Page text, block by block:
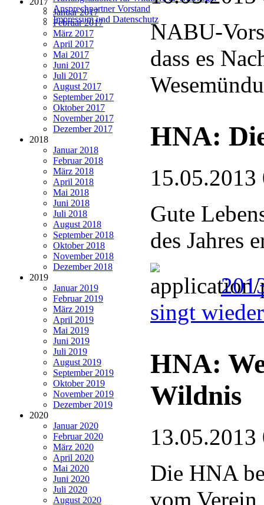
Ansprechpartner Vorstand
Impressum und Datenschutz
Januar 2017
Februar 2017
März 2017
April 2017
Mai 2017
Juni 2017
Juli 2017
August 2017
September 2017
Oktober 2017
November 2017
Dezember 2017
2018
Januar 2018
Februar 2018
März 2018
April 2018
Mai 2018
Juni 2018
Juli 2018
August 2018
September 2018
Oktober 2018
November 2018
Dezember 2018
2019
Januar 2019
Februar 2019
März 2019
April 2019
Mai 2019
Juni 2019
Juli 2019
August 2019
September 2019
Oktober 2019
November 2019
Dezember 2019
2020
Januar 2020
Februar 2020
März 2020
April 2020
Mai 2020
Juni 2020
Juli 2020
August 2020
NABU-
dass es
HNA:
15.05.2013
Gute
des Jahres
singt
HNA:
Wildnis
13.05.2013
Die HNA
vom Verein